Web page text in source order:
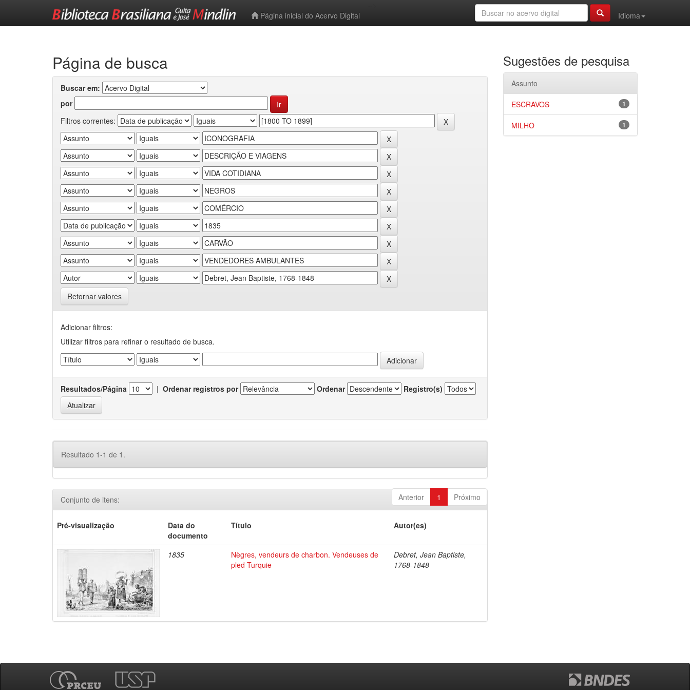
Página inicial do Acervo Digital
Idioma
Página de busca
Buscar em:
por
Filtros correntes:
Retornar valores
Adicionar filtros:
Utilizar filtros para refinar o resultado de busca.
Resultados/Página | Ordenar registros por Ordenar Registro(s)
Resultado 1-1 de 1.
Anterior 1 Próximo
Conjunto de itens:
Pré-visualização
Data do
documento
Título Autor(es)
1835
Nègres, vendeurs de charbon. Vendeuses de
pled Turquie
Debret, Jean Baptiste,
1768-1848
Sugestões de pesquisa
Assunto
1
ESCRAVOS
1
MILHO